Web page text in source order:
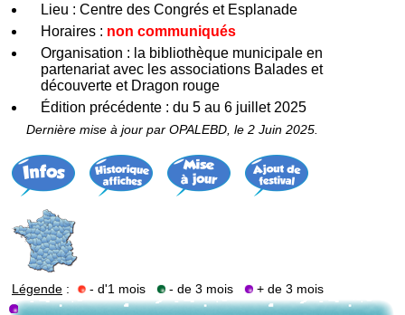
Lieu : Centre des Congrés et Esplanade
Horaires : non communiqués
Organisation : la bibliothèque municipale en
partenariat avec les associations Balades et
découverte et Dragon rouge
Édition précédente : du 5 au 6 juillet 2025
Dernière mise à jour par OPALEBD, le 2 Juin 2025.
Légende : - d'1 mois - de 3 mois + de 3 mois